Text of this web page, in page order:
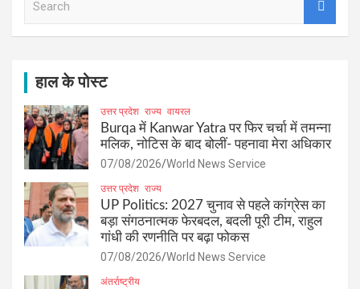
हाल के पोस्ट
उत्तर प्रदेश राज्य वायरल
Burqa में Kanwar Yatra पर फिर चर्चा में तमन्ना
मलिक, नोटिस के बाद बोलीं- पहनावा मेरा अधिकार
07/08/2026 World News Service
उत्तर प्रदेश राज्य
UP Politics: 2027 चुनाव से पहले कांग्रेस का
बड़ा संगठनात्मक फेरबदल, बदली पूरी टीम, राहुल
गांधी की रणनीति पर बढ़ा फोकस
07/08/2026 World News Service
अंतर्राष्ट्रीय